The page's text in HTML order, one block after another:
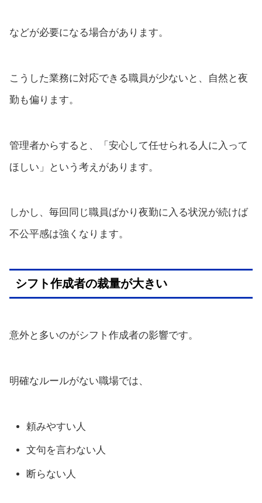
などが必要になる場合があります。
こうした業務に対応できる職員が少ないと、自然と夜
勤も偏ります。
管理者からすると、「安心して任せられる人に入って
ほしい」という考えがあります。
しかし、毎回同じ職員ばかり夜勤に入る状況が続けば
不公平感は強くなります。
シフト作成者の裁量が大きい
意外と多いのがシフト作成者の影響です。
明確なルールがない職場では、
頼みやすい人
文句を言わない人
断らない人